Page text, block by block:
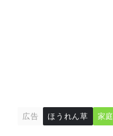
広告 ほうれん草 家